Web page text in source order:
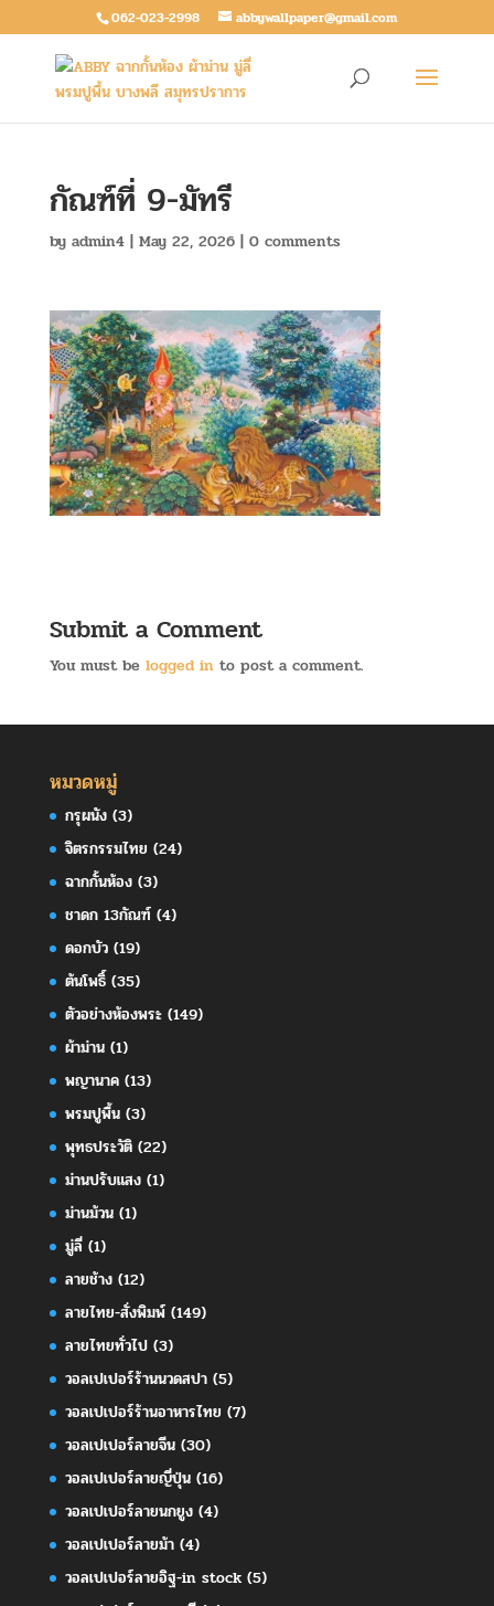
062-023-2998 abbywallpaper@gmail.com
กัณฑ์ที่ 9-มัทรี
by admin4| May 22, 2026| 0 comments
Submit a Comment
You must be logged into post a comment.
หมวดหมู่
กรุผนัง(3)
จิตรกรรมไทย (24)
ฉากกั้นห้อง(3)
ชาดก 13กัณฑ์(4)
ดอกบัว(19)
ต้นโพธิ์(35)
ตัวอย่างห้องพระ(149)
ผ้าม่าน(1)
พญานาค(13)
พรมปูพื้น(3)
พุทธประวัติ(22)
ม่านปรับแสง(1)
ม่านม้วน(1)
มู่ลี่(1)
ลายช้าง(12)
ลายไทย-สั่งพิมพ์(149)
ลายไทยทั่วไป(3)
วอลเปเปอร์ร้านนวดสปา(5)
วอลเปเปอร์ร้านอาหารไทย (7)
วอลเปเปอร์ลายจีน(30)
วอลเปเปอร์ลายญี่ปุ่น(16)
วอลเปเปอร์ลายนกยูง(4)
วอลเปเปอร์ลายม้า(4)
วอลเปเปอร์ลายอิฐ-in stock(5)